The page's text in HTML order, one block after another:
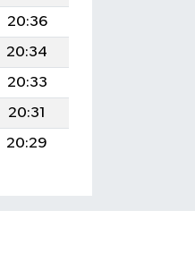
20:36
20:34
20:33
20:31
20:29